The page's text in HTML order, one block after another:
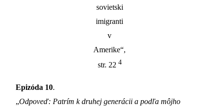
sovietski
imigranti
v
Amerike“,
str. 22 4
Epizóda 10.
„Odpoveď: Patrím k druhej generácii a podľa môjho